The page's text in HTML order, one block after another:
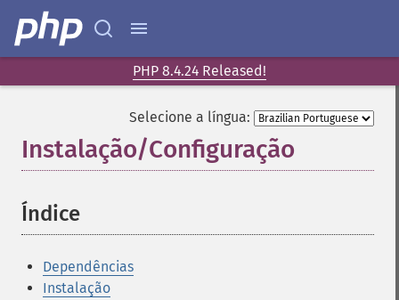
PHP 8.4.24 Released!
Selecione a língua:
Instalação/Configuração
Índice
Dependências
Instalação